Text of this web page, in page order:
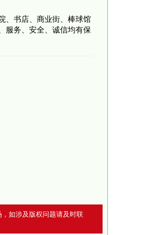
、书店、商业街、棒球馆
服务、安全、诚信均有保
如涉及版权问题请及时联